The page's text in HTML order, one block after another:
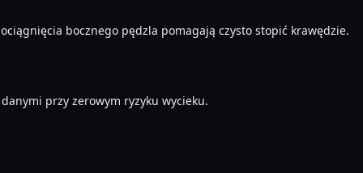
bocznego pędzla pomagają czysto stopić krawędzie.
przy zerowym ryzyku wycieku.